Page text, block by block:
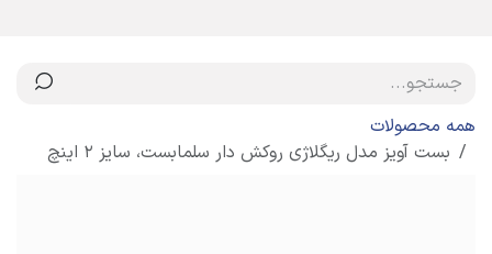
همه محصولات
بست آویز مدل ریگلاژی روکش دار سلمابست، سایز 2 اینچ